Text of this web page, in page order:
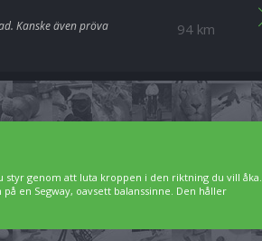
94 km
Kanske även pröva
styr genom att luta kroppen i den riktning du vill åka.
en Segway, oavsett balanssinne. Den håller